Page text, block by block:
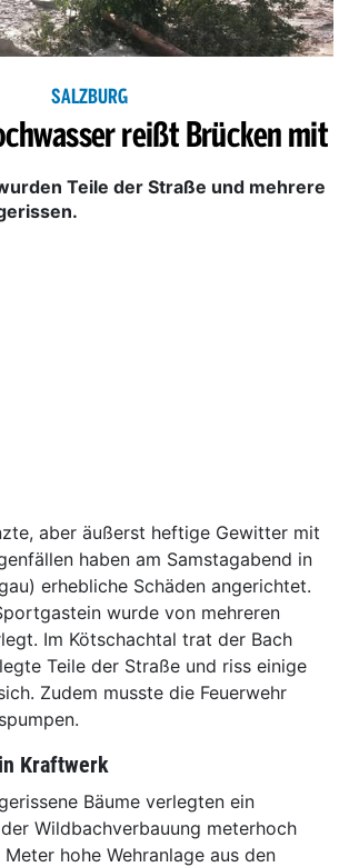
SALZBURG
reißt Brücken mit
Teile der Straße und mehrere
aber äußerst heftige Gewitter mit
haben am Samstagabend in
erhebliche Schäden angerichtet.
wurde von mehreren
Im Kötschachtal trat der Bach
Teile der Straße und riss einige
Zudem musste die Feuerwehr
Kraftwerk
Bäume verlegten ein
Wildbachverbauung meterhoch
hohe Wehranlage aus den